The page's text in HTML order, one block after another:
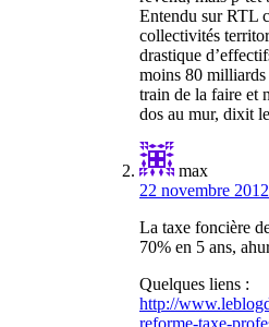
Entendu sur RTL
collectivités
drastique
moins 80 milliards
train de la faire et
dos au mur, dixit
max
22 novembre
La taxe foncière
70% en 5 ans,
Quelques liens :
http://